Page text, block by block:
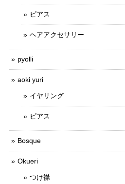
ピアス
ヘアアクセサリー
pyolli
aoki yuri
イヤリング
ピアス
Bosque
Okueri
つけ襟